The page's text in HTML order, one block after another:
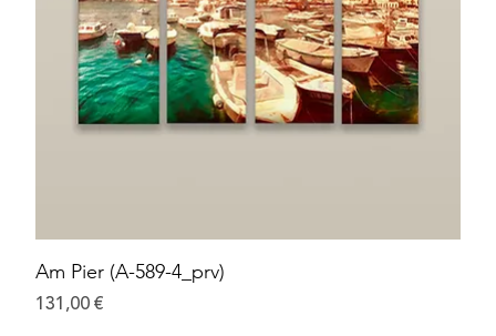
Am Pier (A-589-4_prv)
Preis
131,00 €